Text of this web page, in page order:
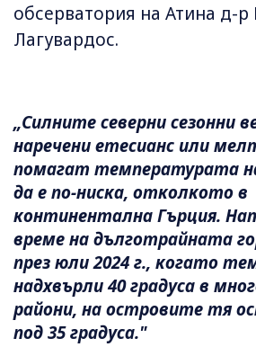
обсерватория на Атина д-р
Лагувардос.
„Силните северни сезонни
наречени етесианс или
помагат температурата
да е по-ниска, отколкото в
континентална Гърция.
време на дълготрайната
през юли 2024 г., когато
надхвърли 40 градуса в
райони, на островите тя
под 35 градуса."